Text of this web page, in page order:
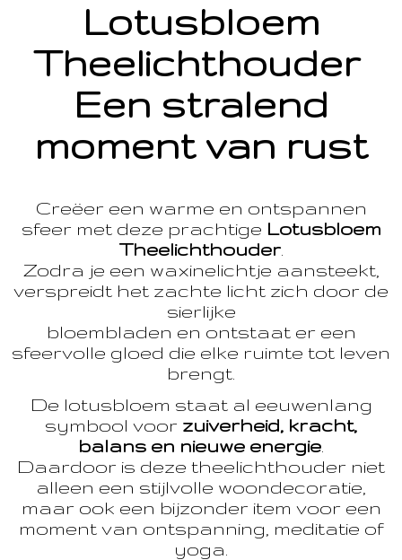
Lotusbloem
Theelichthouder
Een stralend
moment van rust
Creëer een warme en ontspannen
sfeer met deze prachtige Lotusbloem
Theelichthouder.
Zodra je een waxinelichtje aansteekt,
verspreidt het zachte licht zich door de
sierlijke
bloembladen en ontstaat er een
sfeervolle gloed die elke ruimte tot leven
brengt.
De lotusbloem staat al eeuwenlang
symbool voor zuiverheid, kracht,
balans en nieuwe energie
Daardoor is deze theelichthouder niet
alleen een stijlvolle woondecoratie,
maar ook een bijzonder item voor een
moment van ontspanning, meditatie of
yoga.